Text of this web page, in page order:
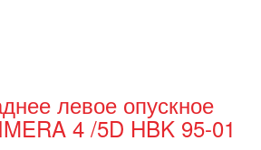
левое опускное
4 /5D HBK 95-01